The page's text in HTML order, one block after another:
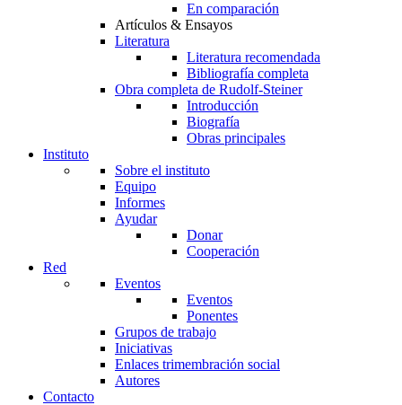
En comparación
Artículos & Ensayos
Literatura
Literatura recomendada
Bibliografía completa
Obra completa de Rudolf-Steiner
Introducción
Biografía
Obras principales
Instituto
Sobre el instituto
Equipo
Informes
Ayudar
Donar
Cooperación
Red
Eventos
Eventos
Ponentes
Grupos de trabajo
Iniciativas
Enlaces trimembración social
Autores
Contacto